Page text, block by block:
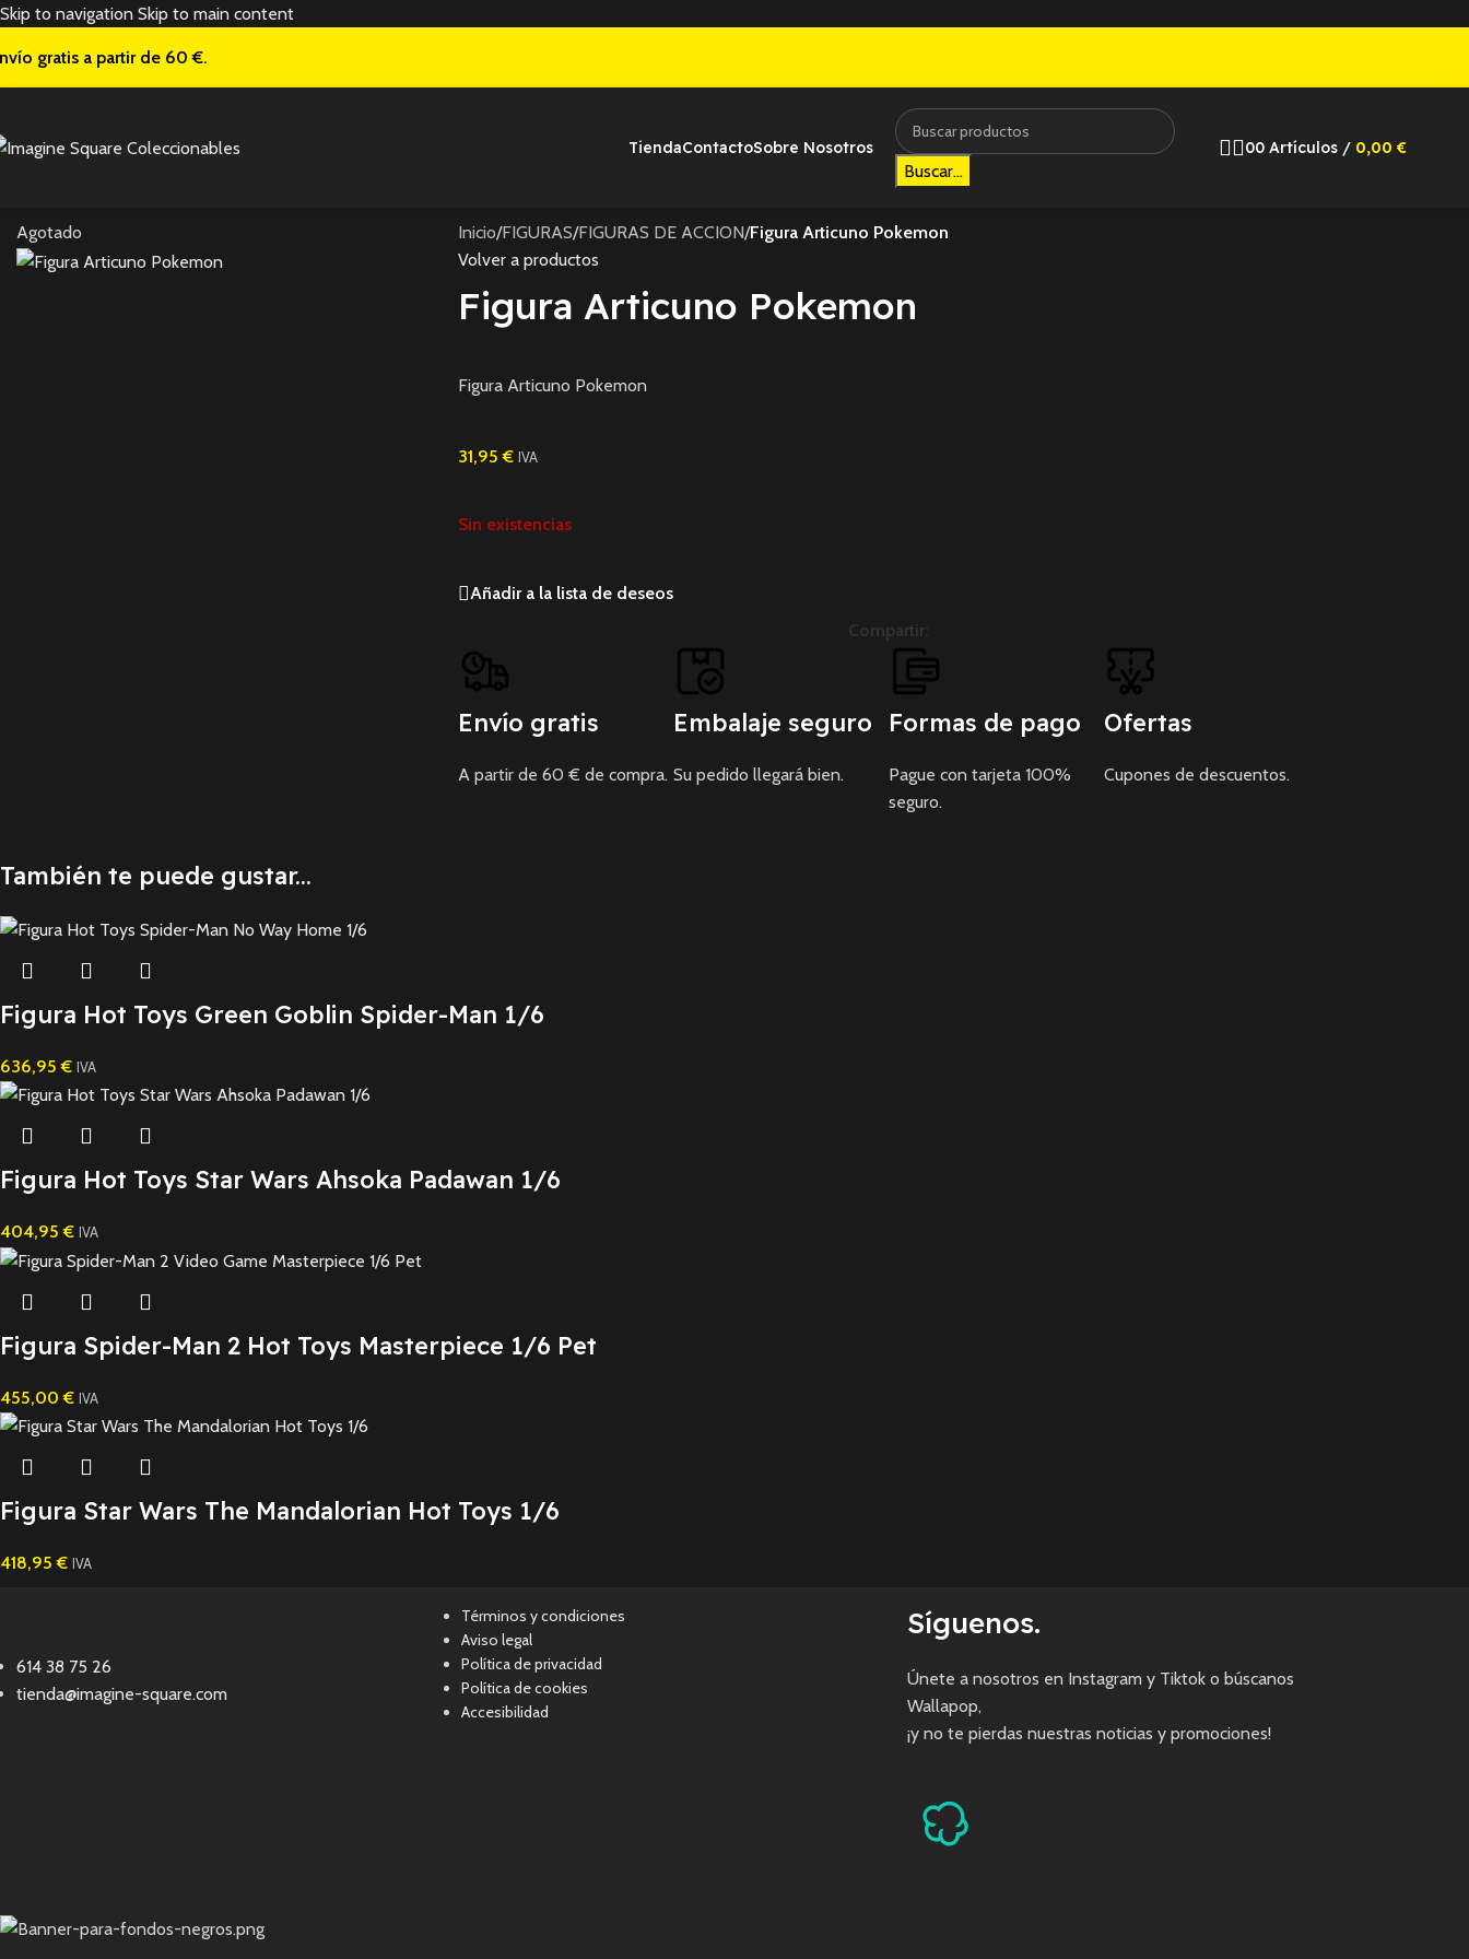
Skip to navigation Skip to main content
gratis a partir de 60 €.
TiendaContactoSobre Nosotros
Buscar...
00 Artículos / 0,00 €
Agotado Inicio/FIGURAS/FIGURAS DE ACCION/Figura Articuno Pokemon
Volver a productos
Figura Articuno Pokemon
Figura Articuno Pokemon
31,95€ IVA
Sin existencias
Añadir a la lista de deseos
Compartir:
Envío gratis
A partir de 60 € de compra.
Embalaje seguro
Su pedido llegará bien.
Formas de pago
Pague con tarjeta 100%
seguro.
Ofertas
Cupones de descuentos.
También te puede gustar...
Figura Hot Toys Green Goblin Spider-Man 1/6
636,95€ IVA
Figura Hot Toys Star Wars Ahsoka Padawan 1/6
404,95€ IVA
Figura Spider-Man 2 Hot Toys Masterpiece 1/6 Pet
455,00€ IVA
Figura Star Wars The Mandalorian Hot Toys 1/6
418,95€ IVA
614 38 75 26
tienda@imagine-square.com
Términos y condiciones
Aviso legal
Política de privacidad
Política de cookies
Accesibilidad
Síguenos.
Únete a nosotros en Instagram y Tiktok o búscanos
Wallapop,
¡y no te pierdas nuestras noticias y promociones!